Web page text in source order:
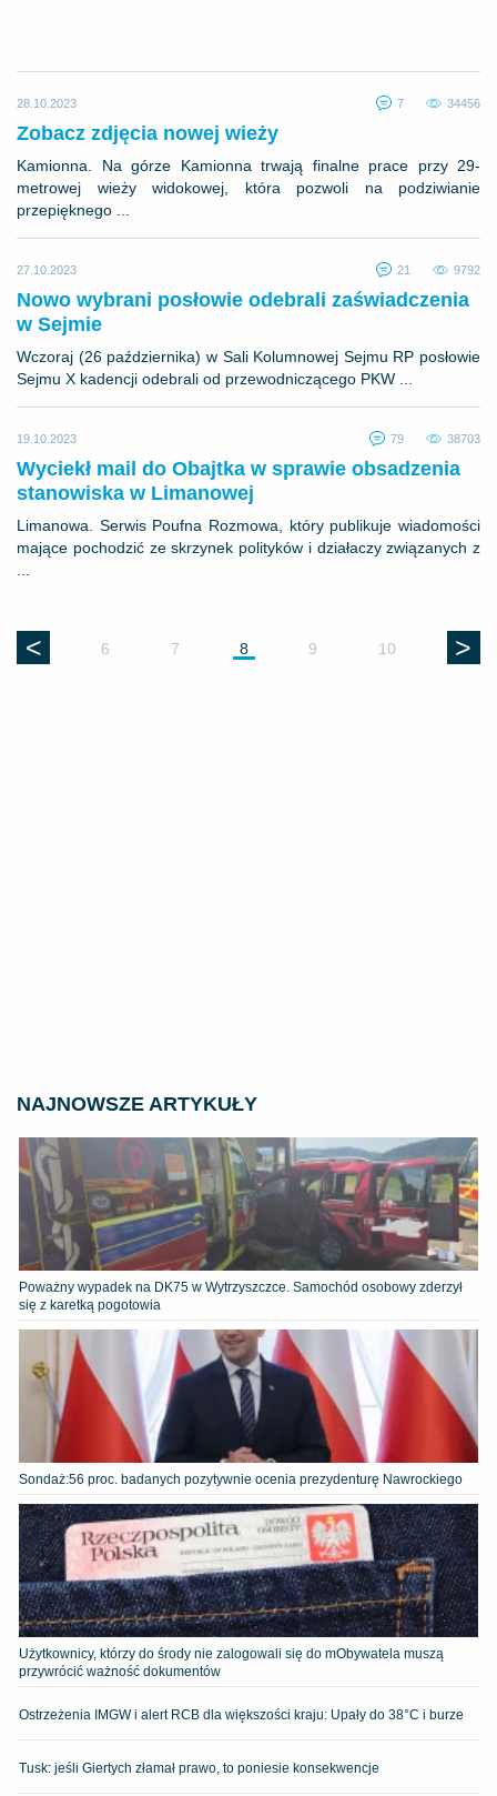
28.10.2023 7 34456
Zobacz zdjęcia nowej wieży
Kamionna. Na górze Kamionna trwają finalne prace przy 29-
metrowej wieży widokowej, która pozwoli na podziwianie
przepięknego ...
27.10.2023 21 9792
Nowo wybrani posłowie odebrali zaświadczenia
w Sejmie
Wczoraj (26 października) w Sali Kolumnowej Sejmu RP posłowie
Sejmu X kadencji odebrali od przewodniczącego PKW ...
19.10.2023 79 38703
Wyciekł mail do Obajtka w sprawie obsadzenia
stanowiska w Limanowej
Limanowa. Serwis Poufna Rozmowa, który publikuje wiadomości
mające pochodzić ze skrzynek polityków i działaczy związanych z
< 6 7 8 9 10 >
NAJNOWSZE ARTYKUŁY
Poważny wypadek na DK75 w Wytrzyszczce. Samochód osobowy zderzył
się z karetką pogotowia
​Sondaż:56 proc. badanych pozytywnie ocenia prezydenturę Nawrockiego
Użytkownicy, którzy do środy nie zalogowali się do mObywatela muszą
przywrócić ważność dokumentów
Ostrzeżenia IMGW i alert RCB dla większości kraju: Upały do 38°C i burze
Tusk: jeśli Giertych złamał prawo, to poniesie konsekwencje